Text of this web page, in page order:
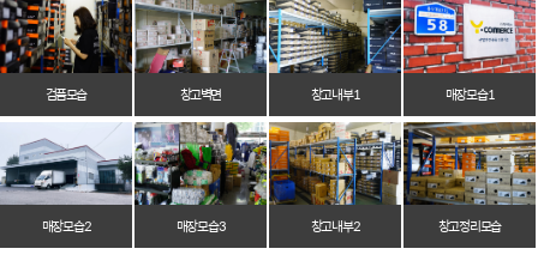
검품모습 창고벽면 창고 내부 1 매장 모습 1
매장 모습 2 매장 모습 3 창고 내부 2 창고 정리 모습